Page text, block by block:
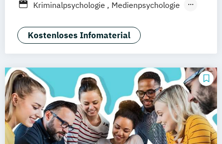
Stuttgart
Kriminalpsychologie
Medienpsychologie
Wirtschaftspsychologie
Wirtschaftspsychologie - Digital
Wirtschaftspsychologie Sport- &
Leistungspsychologie
Kostenloses Infomaterial